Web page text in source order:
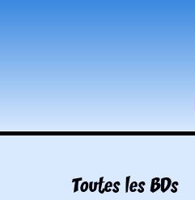
Toutes les BDs